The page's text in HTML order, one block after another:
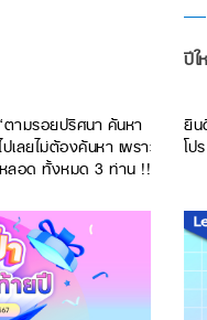
ามรอยปริศนา ค้นหา
ลยไม่ต้องค้นหา เพราะ
ลอด ทั้งหมด 3 ท่าน !!
ปี
ยิ
โ